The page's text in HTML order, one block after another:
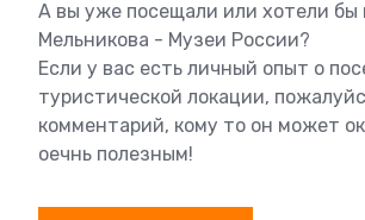
А вы уже посещали или хотели бы
Мельникова - Музеи России?
Если у вас есть личный опыт о
туристической локации,
комментарий, кому то он может
оечнь полезным!